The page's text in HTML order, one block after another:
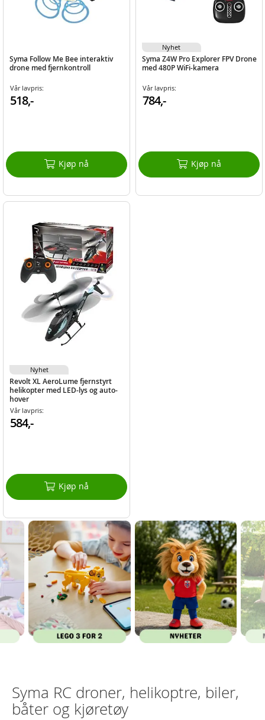
Syma Follow Me Bee interaktiv
drone med fjernkontroll
Vår lavpris:
518,-
Kjøp nå
Syma Z4W Pro Explorer FPV Drone
med 480P WiFi-kamera
Vår lavpris:
784,-
Kjøp nå
Nyhet
Revolt XL AeroLume fjernstyrt
helikopter med LED-lys og auto-
hover
Vår lavpris:
584,-
Kjøp nå
Nyhet
Syma RC droner, helikoptre, biler,
båter og kjøretøy